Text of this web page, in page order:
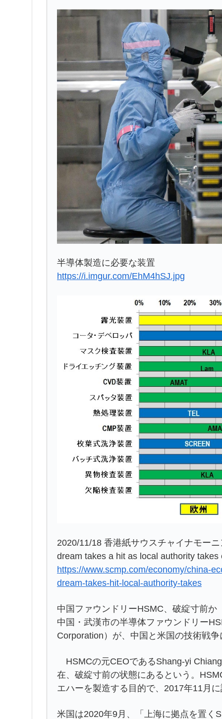
半導体製造に必要な装置
https://i.imgur.com/EhM4hSJ.jpg
2020/11/18 香港紙サウスチャイナモー
dream takes a hit as local authority takes
https://www.scmp.com/economy/china-
dream-takes-hit-local-authority-takes
中国ファウンドリーHSMC、破綻寸前
中国・武漢市の半導体ファウンドリー
Corporation）が、中国と米国の技術戦
HSMCの元CEOであるShang-yi
在、破綻寸前の状態にあるという。
エハーを製造する目的で、2017年11月
米国は2020年9月、「上海に拠点を置く